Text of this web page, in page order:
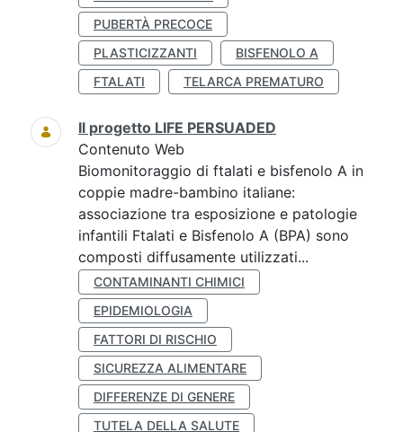
PUBERTÀ PRECOCE
PLASTICIZZANTI
BISFENOLO A
FTALATI
TELARCA PREMATURO
Il progetto LIFE PERSUADED
Contenuto Web
Biomonitoraggio di ftalati e bisfenolo A in
coppie madre-bambino italiane:
associazione tra esposizione e patologie
infantili Ftalati e Bisfenolo A (BPA) sono
composti diffusamente utilizzati...
CONTAMINANTI CHIMICI
EPIDEMIOLOGIA
FATTORI DI RISCHIO
SICUREZZA ALIMENTARE
DIFFERENZE DI GENERE
TUTELA DELLA SALUTE